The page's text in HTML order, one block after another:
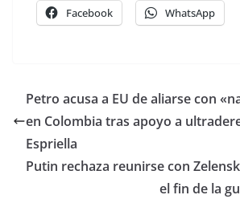
Facebook WhatsApp
Petro acusa a EU de aliarse con
en Colombia tras apoyo a
Espriella
Putin rechaza reunirse con
el fin de la